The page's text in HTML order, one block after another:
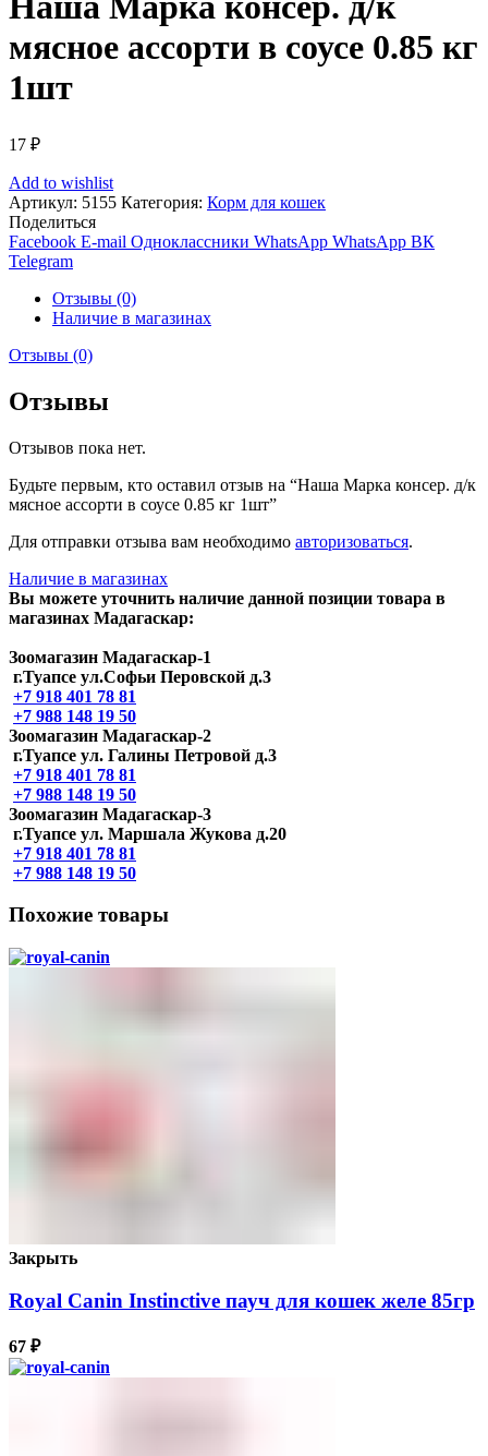
мясное ассорти в соусе 0.85 кг
1шт
17 ₽
Add to wishlist
Артикул: 5155 Категория: Корм для кошек
Поделиться
Facebook E-mail Одноклассники WhatsApp WhatsApp ВК
Telegram
Отзывы (0)
Наличие в магазинах
Отзывы (0)
Отзывы
Отзывов пока нет.
Будьте первым, кто оставил отзыв на “Наша Марка консер. д/к
мясное ассорти в соусе 0.85 кг 1шт”
Для отправки отзыва вам необходимо авторизоваться.
Наличие в магазинах
Вы можете уточнить наличие данной позиции товара в
магазинах Мадагаскар:
Зоомагазин Мадагаскар-1
г.Туапсе ул.Софьи Перовской д.3
+7 918 401 78 81
+7 988 148 19 50
Зоомагазин Мадагаскар-2
г.Туапсе ул. Галины Петровой д.3
+7 918 401 78 81
+7 988 148 19 50
Зоомагазин Мадагаскар-3
г.Туапсе ул. Маршала Жукова д.20
+7 918 401 78 81
+7 988 148 19 50
Похожие товары
Закрыть
Royal Canin Instinctive пауч для кошек желе 85гр
67 ₽